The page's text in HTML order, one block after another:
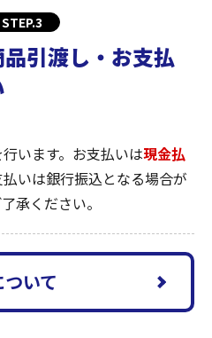
STEP.3
品引渡し・お支払
います。お支払いは現金払
いは銀行振込となる場合が
承ください。
いて